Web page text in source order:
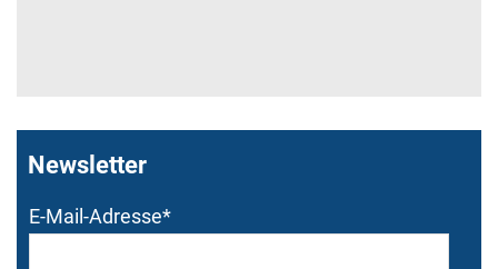
Newsletter
Bitte dieses Feld nicht
Bitte dieses Feld nicht
E-Mail-Adresse*